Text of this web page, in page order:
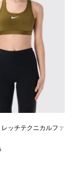
ポーツトップ
レッチテクニカルファ